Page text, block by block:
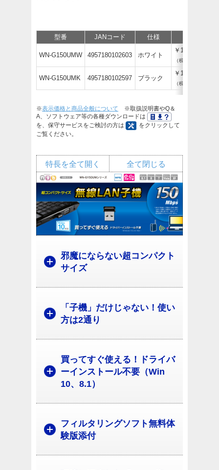
型番 JANコード 仕様
WN-G150UMW 4957180102603 ホワイト
￥1,496
（税抜￥1,360）
WN-G150UMK 4957180102597 ブラック
￥1,496
（税抜￥1,360）
※表示価格と商品全般について ※取扱説明書やQ＆
A、ソフトウェア等の各種ダウンロードは
を、保守サービスをご検討の方は
をクリックして
ご覧ください。
全て閉じる
特長を全て開く
邪魔にならない超コンパクト
サイズ
「子機」だけじゃない！使い
方は2通り
買ってすぐ使える！ドライバ
ーインストール不要（Win
10、8.1）
フィルタリングソフト無料体
験版添付